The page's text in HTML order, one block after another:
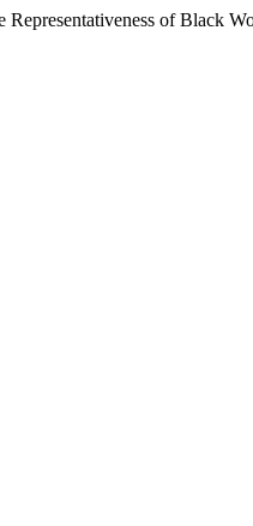
Representativeness of Black